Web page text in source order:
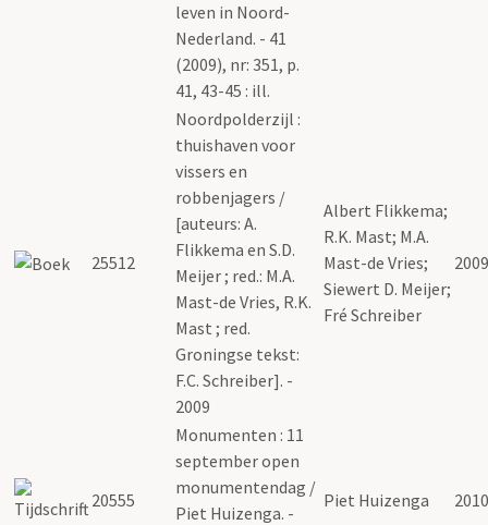
leven in Noord-
Nederland. - 41
(2009), nr: 351, p.
41, 43-45 : ill.
25512
Noordpolderzijl :
thuishaven voor
vissers en
robbenjagers /
[auteurs: A.
Flikkema en S.D.
Meijer ; red.: M.A.
Mast-de Vries, R.K.
Mast ; red.
Groningse tekst:
F.C. Schreiber]. -
2009
Albert Flikkema;
R.K. Mast; M.A.
Mast-de Vries;
Siewert D. Meijer;
Fré Schreiber
2009
20555
Monumenten : 11
september open
monumentendag /
Piet Huizenga. -
Piet Huizenga 2010